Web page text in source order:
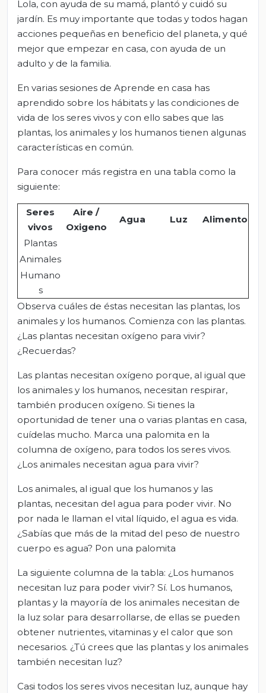
Lola, con ayuda de su mamá, plantó y cuidó su
jardín. Es muy importante que todas y todos hagan
acciones pequeñas en beneficio del planeta, y qué
mejor que empezar en casa, con ayuda de un
adulto y de la familia.
En varias sesiones de Aprende en casa has
aprendido sobre los hábitats y las condiciones de
vida de los seres vivos y con ello sabes que las
plantas, los animales y los humanos tienen algunas
características en común.
Para conocer más registra en una tabla como la
siguiente:
Seres
vivos
Aire /
Oxigeno
Agua Luz Alimento
Plantas
Animales
Humano
s
Observa cuáles de éstas necesitan las plantas, los
animales y los humanos. Comienza con las plantas.
¿Las plantas necesitan oxígeno para vivir?
¿Recuerdas?
Las plantas necesitan oxígeno porque, al igual que
los animales y los humanos, necesitan respirar,
también producen oxígeno. Si tienes la
oportunidad de tener una o varias plantas en casa,
cuídelas mucho. Marca una palomita en la
columna de oxígeno, para todos los seres vivos.
¿Los animales necesitan agua para vivir?
Los animales, al igual que los humanos y las
plantas, necesitan del agua para poder vivir. No
por nada le llaman el vital líquido, el agua es vida.
¿Sabías que más de la mitad del peso de nuestro
cuerpo es agua? Pon una palomita
La siguiente columna de la tabla: ¿Los humanos
necesitan luz para poder vivir? Sí. Los humanos,
plantas y la mayoría de los animales necesitan de
la luz solar para desarrollarse, de ellas se pueden
obtener nutrientes, vitaminas y el calor que son
necesarios. ¿Tú crees que las plantas y los animales
también necesitan luz?
Casi todos los seres vivos necesitan luz, aunque hay